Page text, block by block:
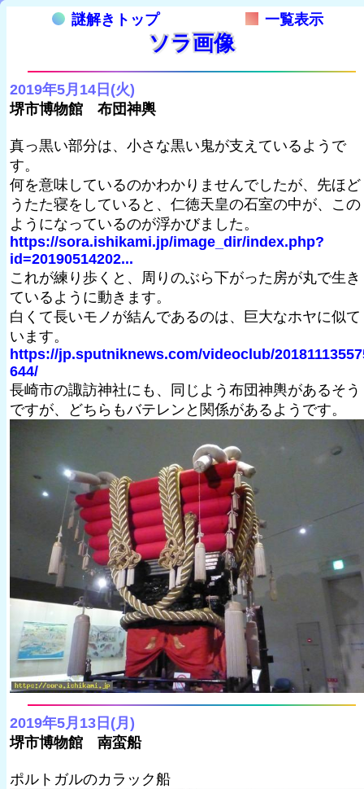
謎解きトップ 一覧表示
ソラ画像
2019年5月14日(火)
堺市博物館 布団神輿
真っ黒い部分は、小さな黒い鬼が支えているようで
す。
何を意味しているのかわかりませんでしたが、先ほど
うたた寝をしていると、仁徳天皇の石室の中が、この
ようになっているのが浮かびました。
https://sora.ishikami.jp/image_dir/index.php?
id=20190514202...
これが練り歩くと、周りのぶら下がった房が丸で生き
ているように動きます。
白くて長いモノが結んであるのは、巨大なホヤに似て
います。
https://jp.sputniknews.com/videoclub/
644/
長崎市の諏訪神社にも、同じよう布団神輿があるそう
ですが、どちらもバテレンと関係があるようです。
2019年5月13日(月)
堺市博物館 南蛮船
ポルトガルのカラック船